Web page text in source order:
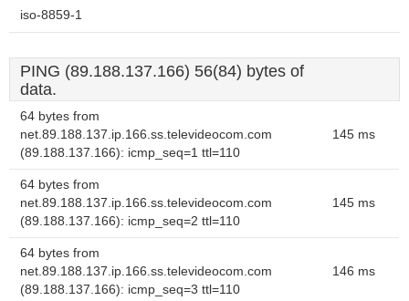
iso-8859-1
PING (89.188.137.166) 56(84) bytes of
data.
64 bytes from
net.89.188.137.ip.166.ss.televideocom.com
(89.188.137.166): icmp_seq=1 ttl=110
145 ms
64 bytes from
net.89.188.137.ip.166.ss.televideocom.com
(89.188.137.166): icmp_seq=2 ttl=110
145 ms
64 bytes from
net.89.188.137.ip.166.ss.televideocom.com
(89.188.137.166): icmp_seq=3 ttl=110
146 ms